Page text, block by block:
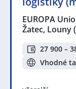
EUROPA
Žatec, Louny
27 900 –
Vhodné